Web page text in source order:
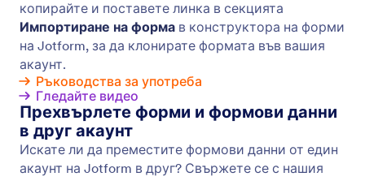
Форми за Сътрудничество
Сътрудничете си за вашите онлайн форми с
колеги, използвайки Jotform. Възложете форми
и управлявайте формови данни заедно в
Jotform Таблици и Jotform Кутия.